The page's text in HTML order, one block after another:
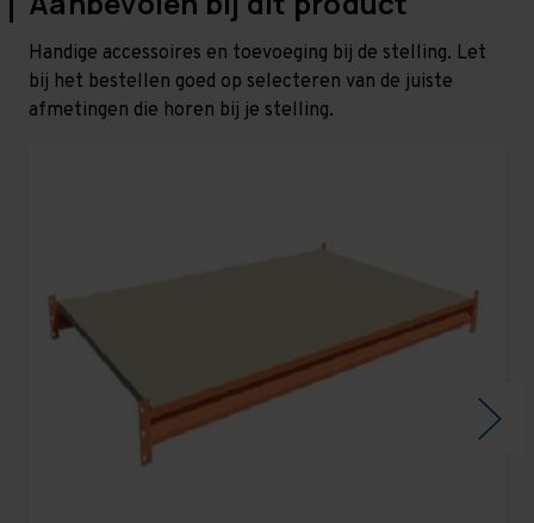
Handige accessoires en toevoeging bij de stelling. Let
bij het bestellen goed op selecteren van de juiste
afmetingen die horen bij je stelling.